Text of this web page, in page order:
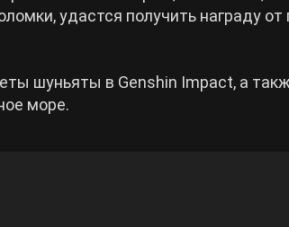
удастся получить награду
шуньяты в Genshin Impact, а
море.